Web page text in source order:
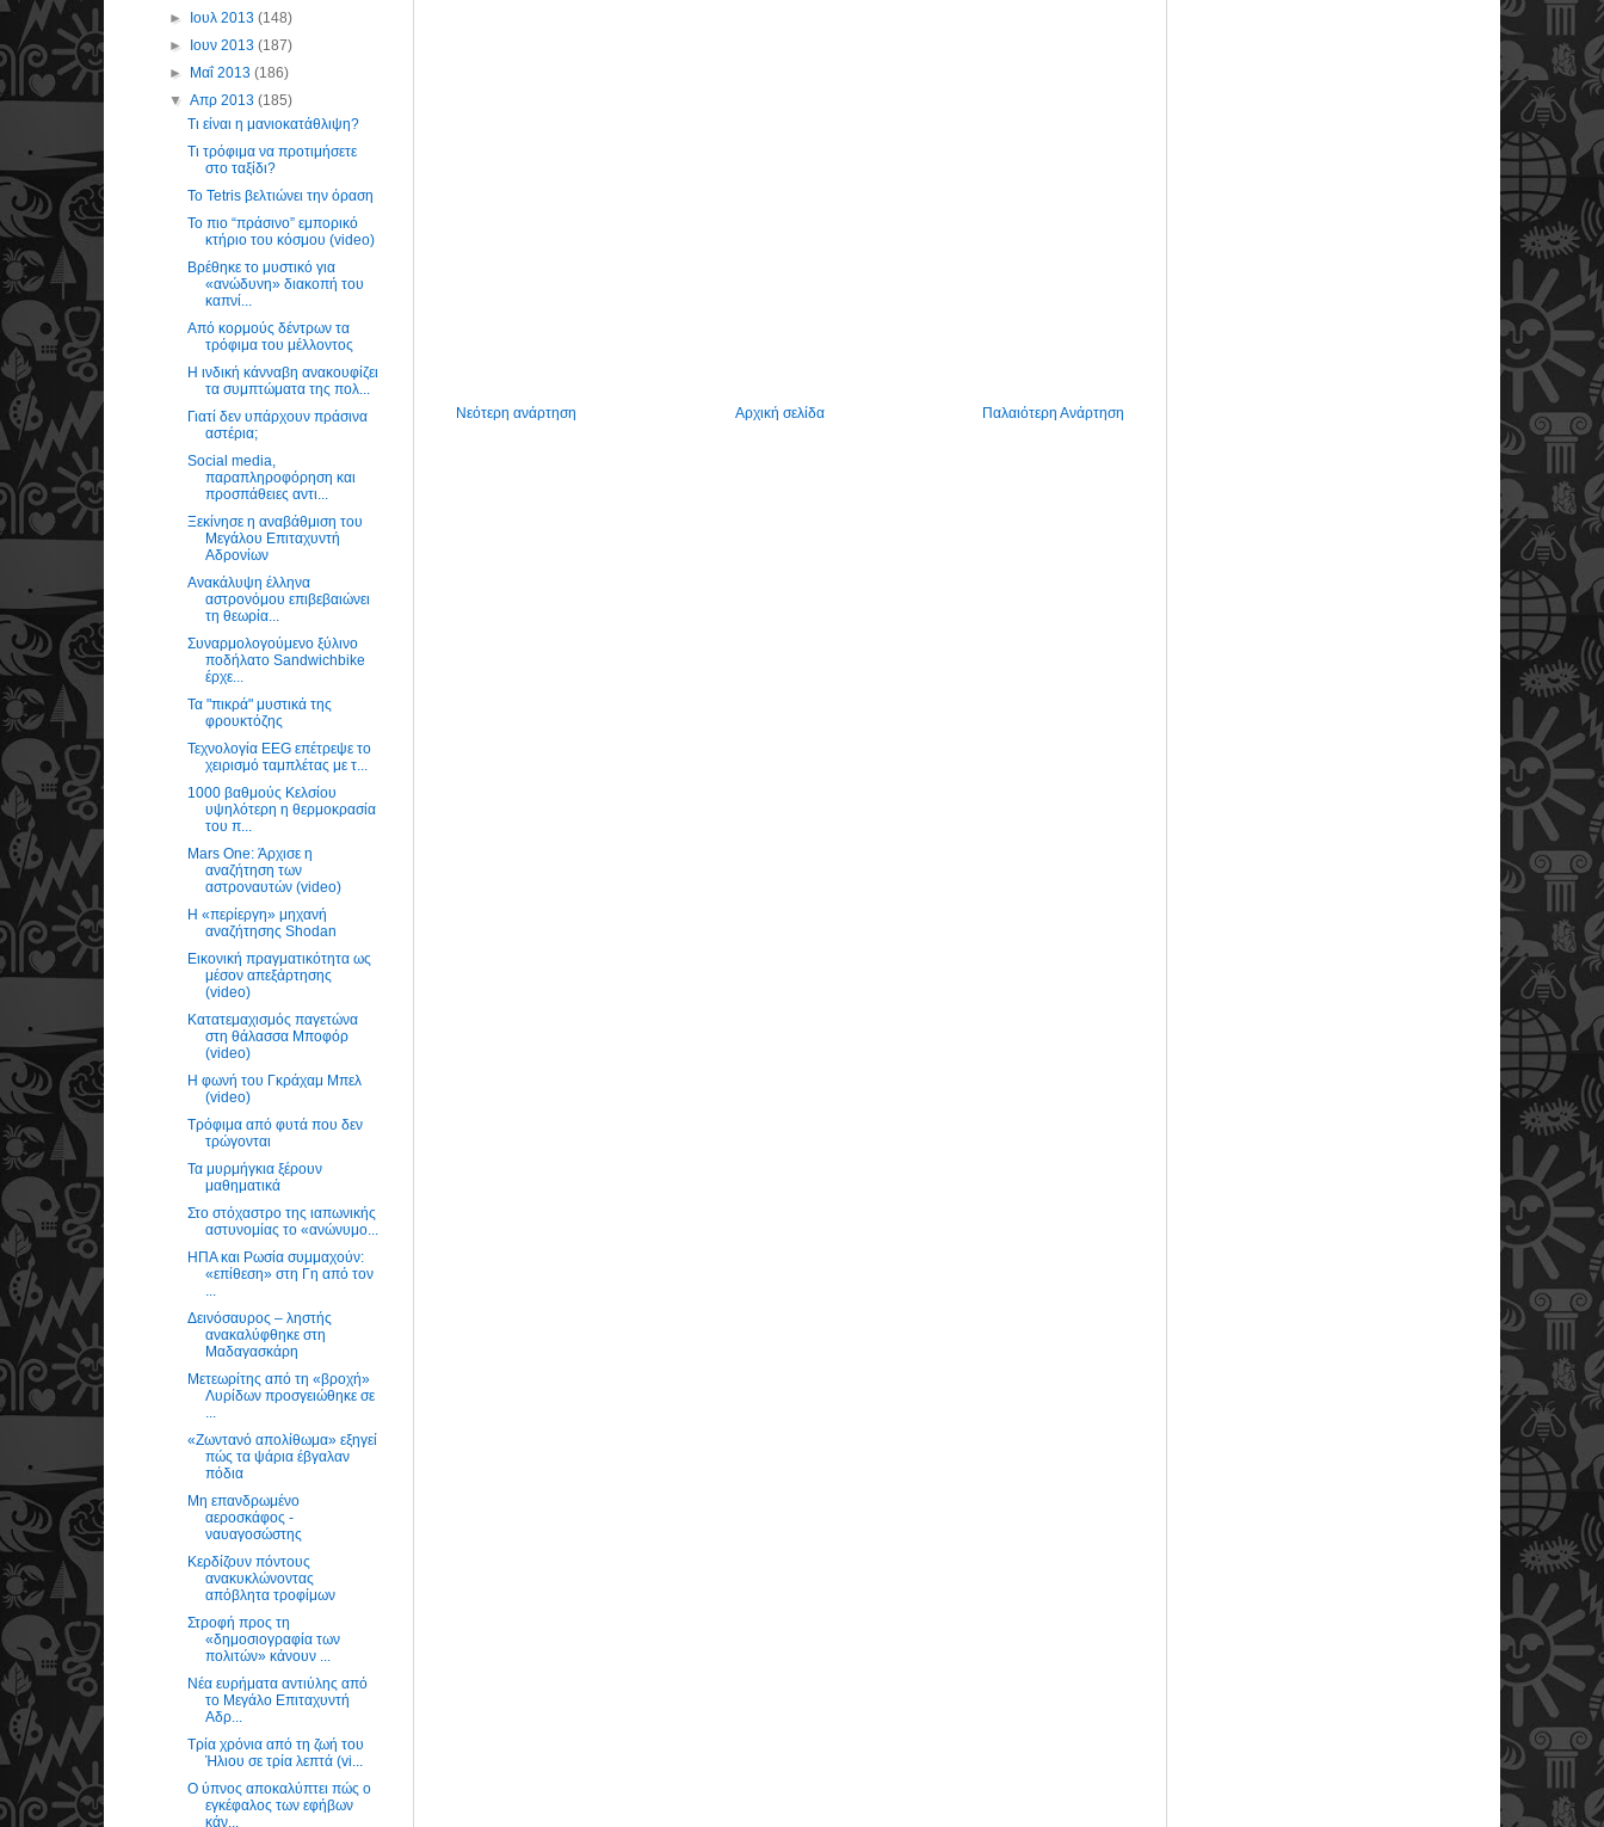
Νεότερη ανάρτηση Παλαιότερη Ανάρτηση
Αρχική σελίδα
► Ιουλ 2013(148)
► Ιουν 2013(187)
► Μαΐ 2013(186)
▼Απρ 2013(185)
Τι είναι η μανιοκατάθλιψη?
Τι τρόφιμα να προτιμήσετε
στο ταξίδι?
Το Tetris βελτιώνει την όραση
Το πιο “πράσινο” εμπορικό
κτήριο του κόσμου (video)
Βρέθηκε το μυστικό για
«ανώδυνη» διακοπή του
καπνί...
Από κορμούς δέντρων τα
τρόφιμα του μέλλοντος
Η ινδική κάνναβη ανακουφίζει
τα συμπτώματα της πολ...
Γιατί δεν υπάρχουν πράσινα
αστέρια;
Social media,
παραπληροφόρηση και
προσπάθειες αντι...
Ξεκίνησε η αναβάθμιση του
Μεγάλου Επιταχυντή
Αδρονίων
Ανακάλυψη έλληνα
αστρονόμου επιβεβαιώνει
τη θεωρία...
Συναρμολογούμενο ξύλινο
ποδήλατο Sandwichbike
έρχε...
Τα "πικρά" μυστικά της
φρουκτόζης
Τεχνολογία EEG επέτρεψε το
χειρισμό ταμπλέτας με τ...
1000 βαθμούς Κελσίου
υψηλότερη η θερμοκρασία
του π...
Mars One: Άρχισε η
αναζήτηση των
αστροναυτών (video)
Η «περίεργη» μηχανή
αναζήτησης Shodan
Εικονική πραγματικότητα ως
μέσον απεξάρτησης
(video)
Κατατεμαχισμός παγετώνα
στη θάλασσα Μποφόρ
(video)
Η φωνή του Γκράχαμ Μπελ
(video)
Τρόφιμα από φυτά που δεν
τρώγονται
Τα μυρμήγκια ξέρουν
μαθηματικά
Στο στόχαστρο της ιαπωνικής
αστυνομίας το «ανώνυμο...
ΗΠΑ και Ρωσία συμμαχούν:
«επίθεση» στη Γη από τον
Δεινόσαυρος – ληστής
ανακαλύφθηκε στη
Μαδαγασκάρη
Μετεωρίτης από τη «βροχή»
Λυρίδων προσγειώθηκε σε
«Ζωντανό απολίθωμα» εξηγεί
πώς τα ψάρια έβγαλαν
πόδια
Μη επανδρωμένο
αεροσκάφος -
ναυαγοσώστης
Κερδίζουν πόντους
ανακυκλώνοντας
απόβλητα τροφίμων
Στροφή προς τη
«δημοσιογραφία των
πολιτών» κάνουν ...
Νέα ευρήματα αντιύλης από
το Μεγάλο Επιταχυντή
Αδρ...
Τρία χρόνια από τη ζωή του
Ήλιου σε τρία λεπτά (vi...
Ο ύπνος αποκαλύπτει πώς ο
εγκέφαλος των εφήβων
κάν...